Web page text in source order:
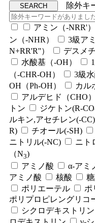
除外キ
アミン（-NRR'）
ン（-NHR）
3級ア
N+RR'R''）
デスメ
水酸基（-OH）
（-CHR-OH）
3級
OH（Ph-OH）
カル
アルデヒド（CHO）
トン
ジケトン(R-
ルキン,アセチレン(-CC)
R)
チオール(-SH)
ニトリル(-NC)
ニト
（N3)
アミノ酸
α-アミ
アミノ酸
核酸
ポリエーテル
ポ
ポリプロピレングリコ
シクロデキストリン